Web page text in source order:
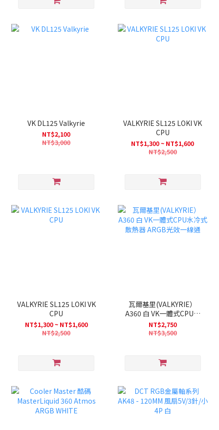
VK DL125 Valkyrie
NT$2,100
NT$3,000
VALKYRIE SL125 LOKI VK
CPU
NT$1,300 ~ NT$1,600
NT$2,500
VALKYRIE SL125 LOKI VK
CPU
NT$1,300 ~ NT$1,600
NT$2,500
瓦爾基里(VALKYRIE）
A360 白 VK一體式CPU水
冷式散熱器 ARGB光效一
線通
NT$2,750
NT$3,500